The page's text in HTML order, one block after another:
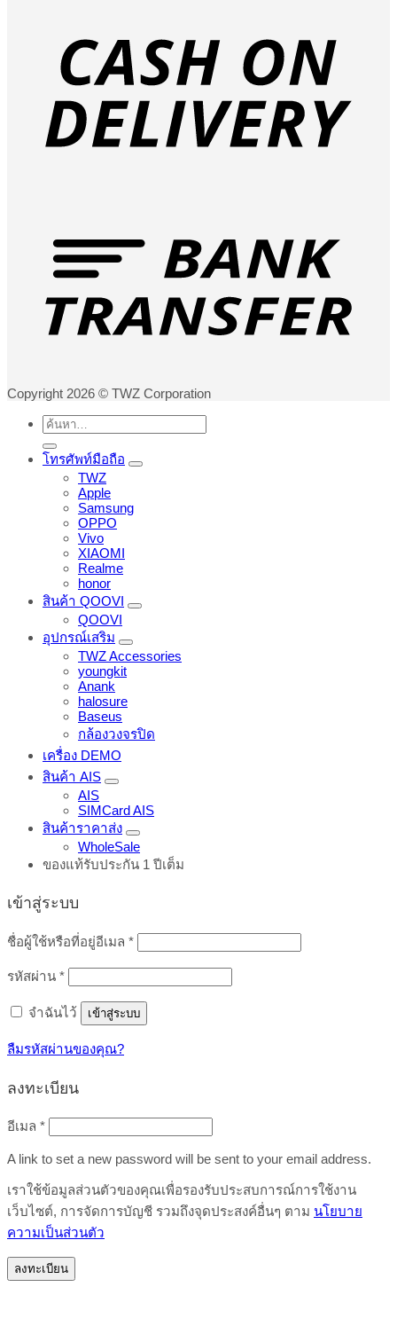
Copyright 2026 © TWZ Corporation
ค้นหา:
โทรศัพท์มือถือ
TWZ
Apple
Samsung
OPPO
Vivo
XIAOMI
Realme
honor
สินค้า QOOVI
QOOVI
อุปกรณ์เสริม
TWZ Accessories
youngkit
Anank
halosure
Baseus
กล้องวงจรปิด
เครื่อง DEMO
สินค้า AIS
AIS
SIMCard AIS
สินค้าราคาส่ง
WholeSale
ของแท้รับประกัน 1 ปีเต็ม
เข้าสู่ระบบ
ชื่อผู้ใช้หรือที่อยู่อีเมล *ต้องการ
รหัสผ่าน *ต้องการ
จำฉันไว้ เข้าสู่ระบบ
ลืมรหัสผ่านของคุณ?
ลงทะเบียน
อีเมล *ต้องการ
A link to set a new password will be sent to your email address.
เราใช้ข้อมูลส่วนตัวของคุณเพื่อรองรับประสบการณ์การใช้งาน
เว็บไซต์, การจัดการบัญชี รวมถึงจุดประสงค์อื่นๆ ตาม นโยบาย
ความเป็นส่วนตัว
ลงทะเบียน